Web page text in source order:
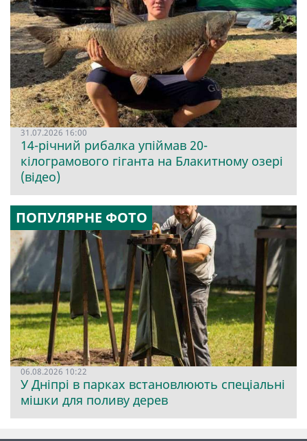
31.07.2026 16:00
14-річний рибалка упіймав 20-
кілограмового гіганта на Блакитному озері
(відео)
ПОПУЛЯРНЕ ФОТО
06.08.2026 10:22
У Дніпрі в парках встановлюють спеціальні
мішки для поливу дерев